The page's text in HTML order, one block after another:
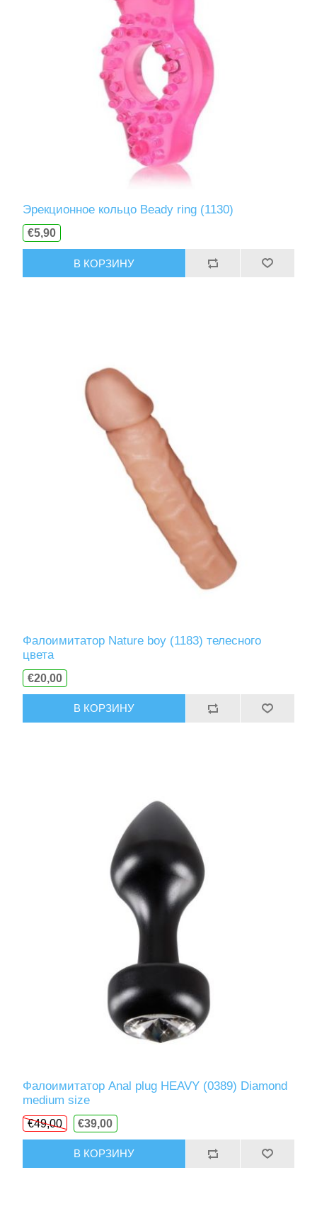
Эрекционное кольцо Beady ring (1130)
€5,90
В КОРЗИНУ
Фалоимитатор Nature boy (1183) телесного
цвета
€20,00
В КОРЗИНУ
Фалоимитатор Anal plug HEAVY (0389) Diamond
medium size
€49,00 €39,00
В КОРЗИНУ